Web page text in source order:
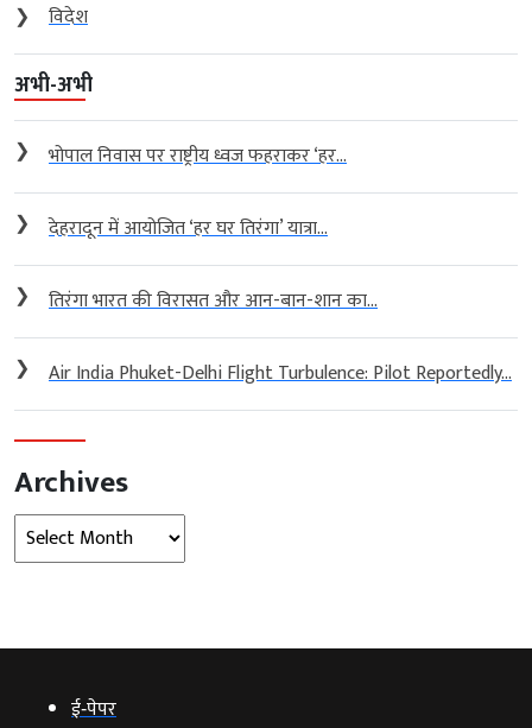
❯
विदेश
अभी-अभी
❯ भोपाल निवास पर राष्ट्रीय ध्वज फहराकर ‘हर...
❯ देहरादून में आयोजित ‘हर घर तिरंगा’ यात्रा...
❯ तिरंगा भारत की विरासत और आन-बान-शान का...
❯ Air India Phuket-Delhi Flight Turbulence: Pilot Reportedly...
Archives
Archives
ई‑पेपर